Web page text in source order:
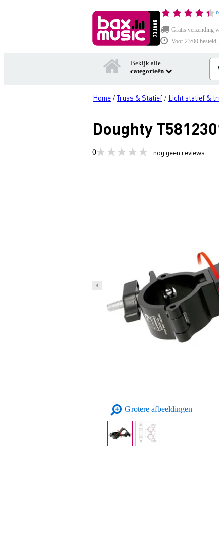
Gratis verzending
Voor 23:00
Bekijk alle
categorieën
Home /Truss & Statief / Licht statief &
Doughty
0 nog geen reviews
Grotere afbeeldingen